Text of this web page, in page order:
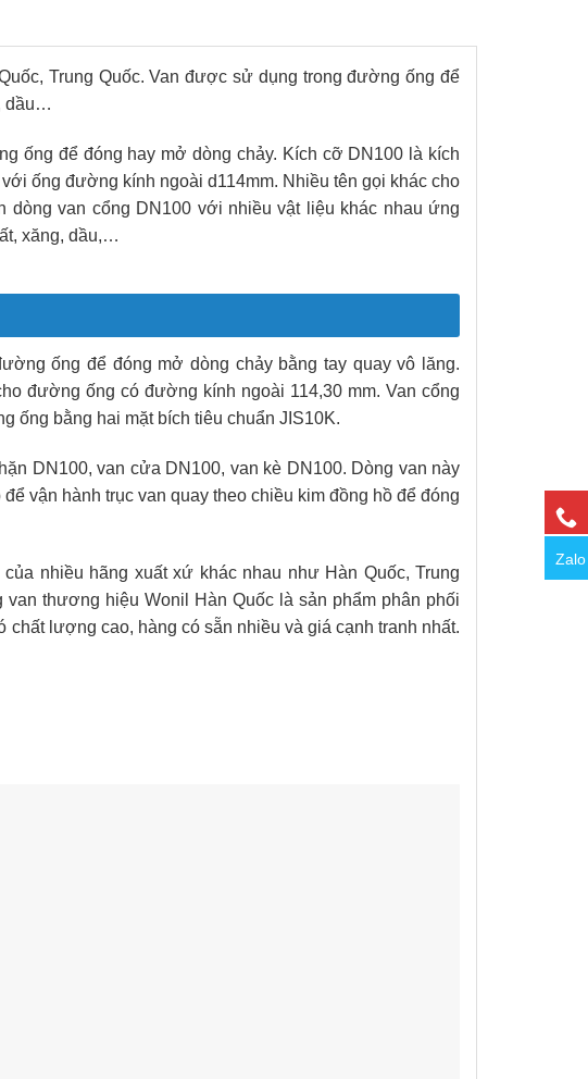
Trung Quốc. Van được sử dụng trong đường ống để
dầu…
ống để đóng hay mở dòng chảy. Kích cỡ DN100 là kích
ống đường kính ngoài d114mm. Nhiều tên gọi khác cho
van cổng DN100 với nhiều vật liệu khác nhau ứng
xăng, dầu,…
ống để đóng mở dòng chảy bằng tay quay vô lăng.
đường ống có đường kính ngoài 114,30 mm. Van cổng
ống bằng hai mặt bích tiêu chuẩn JIS10K.
DN100, van cửa DN100, van kè DN100. Dòng van này
vận hành trục van quay theo chiều kim đồng hồ để đóng
nhiều hãng xuất xứ khác nhau như Hàn Quốc, Trung
thương hiệu Wonil Hàn Quốc là sản phẩm phân phối
lượng cao, hàng có sẵn nhiều và giá cạnh tranh nhất.
Zalo